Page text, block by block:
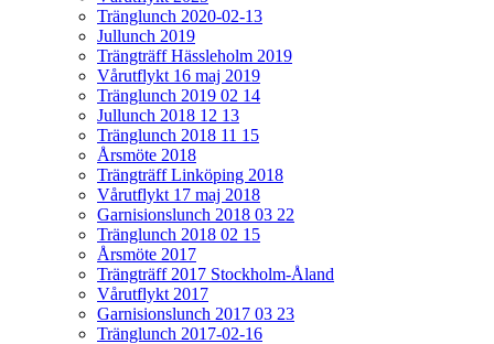
Tränglunch 2020-02-13
Jullunch 2019
Trängträff Hässleholm 2019
Vårutflykt 16 maj 2019
Tränglunch 2019 02 14
Jullunch 2018 12 13
Tränglunch 2018 11 15
Årsmöte 2018
Trängträff Linköping 2018
Vårutflykt 17 maj 2018
Garnisionslunch 2018 03 22
Tränglunch 2018 02 15
Årsmöte 2017
Trängträff 2017 Stockholm-Åland
Vårutflykt 2017
Garnisionslunch 2017 03 23
Tränglunch 2017-02-16